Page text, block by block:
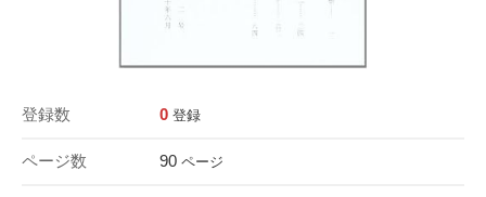
登録数 0 登録
ページ数 90 ページ